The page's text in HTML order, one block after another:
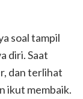
soal tampil
diri. Saat
dan terlihat
ikut membaik.